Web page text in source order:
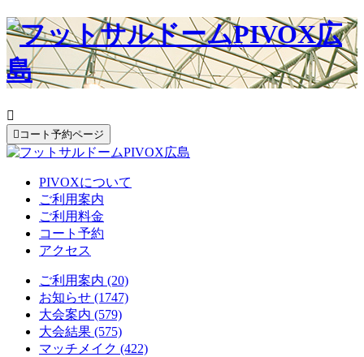

 コート予約ページ
PIVOXについて
ご利用案内
ご利用料金
コート予約
アクセス
ご利用案内 (20)
お知らせ (1747)
大会案内 (579)
大会結果 (575)
マッチメイク (422)